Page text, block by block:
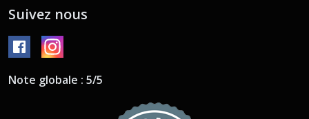
Suivez nous
Note globale : 5/5